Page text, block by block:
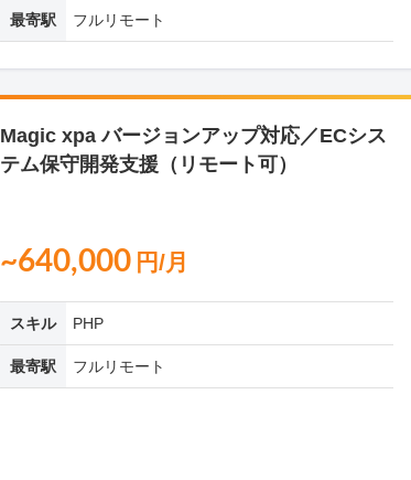
最寄駅 フルリモート
Magic xpa バージョンアップ対応／ECシス
テム保守開発支援（リモート可）
~640,000 円/月
スキル PHP
最寄駅 フルリモート